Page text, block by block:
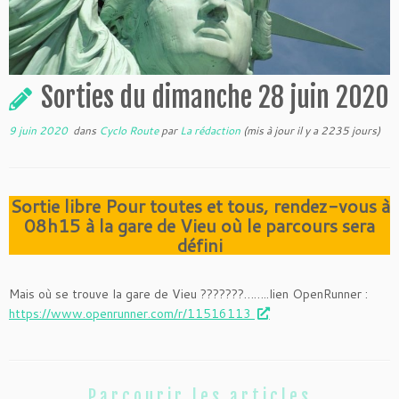
Sorties du dimanche 28 juin 2020
9 juin 2020dans Cyclo RouteparLa rédaction (mis à jour il y a 2235 jours)
Sortie libre Pour toutes et tous, rendez-vous à
08h15 à la gare de Vieu où le parcours sera
défini
Mais où se trouve la gare de Vieu ???????……..lien OpenRunner :
https://www.openrunner.com/r/11516113